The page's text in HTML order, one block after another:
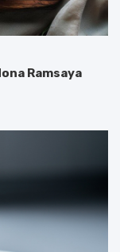
Ramsaya